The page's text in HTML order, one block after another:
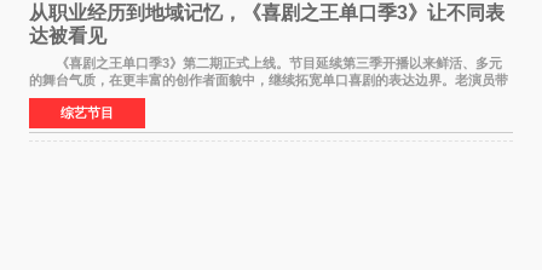
从职业经历到地域记忆，《喜剧之王单口季3》让不同表
达被看见
《喜剧之王单口季3》第二期正式上线。节目延续第三季开播以来鲜活、多元
的舞台气质，在更丰富的创作者面貌中，继续拓宽单口喜剧的表达边界。老演员带
着更加成熟的文本与舞台掌控回归，新面孔则
综艺节目